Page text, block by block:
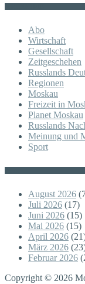
Abo
Wirtschaft
Gesellschaft
Zeitgeschehen
Russlands
Regionen
Moskau
Freizeit in
Planet Moskau
Russlands
Meinung und
Sport
August 2026
Juli 2026 (17)
Juni 2026 (15)
Mai 2026 (15)
April 2026
März 2026
Februar 2026
Copyright © 2026